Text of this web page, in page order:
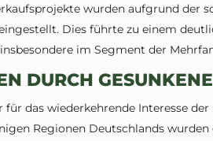
wurden aufgrund der
Dies führte zu einem
im Segment der
DURCH
das wiederkehrende Interesse
Regionen Deutschlands